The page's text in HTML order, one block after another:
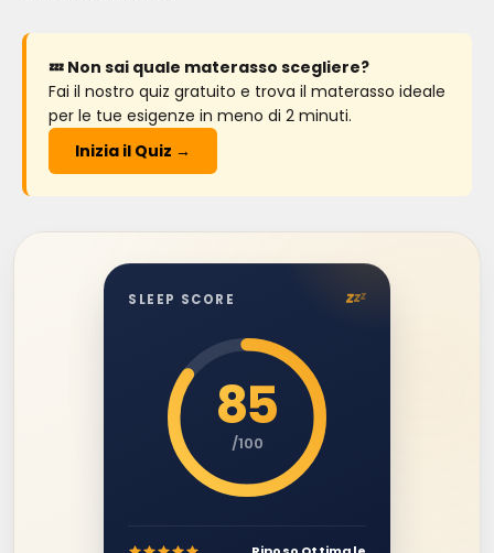
💤 Non sai quale materasso scegliere?
Fai il nostro quiz gratuito e trova il materasso ideale
per le tue esigenze in meno di 2 minuti.
Inizia il Quiz →
SLEEP SCORE zzz
85
/100